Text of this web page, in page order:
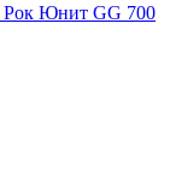
Рок Юнит GG 700